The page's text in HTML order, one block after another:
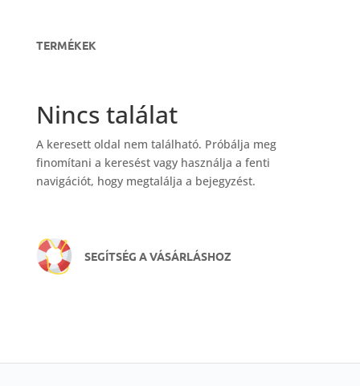
TERMÉKEK
Nincs találat
A keresett oldal nem található. Próbálja meg
finomítani a keresést vagy használja a fenti
navigációt, hogy megtalálja a bejegyzést.
SEGÍTSÉG A VÁSÁRLÁSHOZ